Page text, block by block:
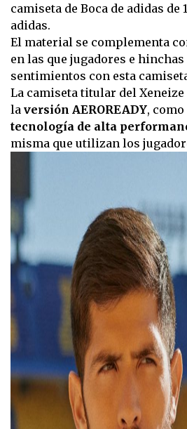
camiseta de Boca de adidas de
adidas.
El material se complementa
en las que jugadores e
sentimientos con esta
La camiseta titular del
la versión AEROREADY,
tecnología de alta
misma que utilizan los